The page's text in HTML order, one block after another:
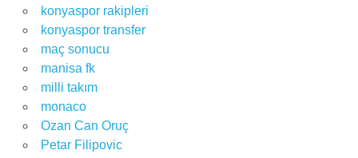
konyaspor rakipleri
konyaspor transfer
maç sonucu
manisa fk
milli takım
monaco
Ozan Can Oruç
Petar Filipovic